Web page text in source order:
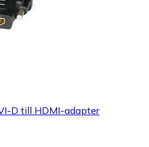
D till HDMI-adapter